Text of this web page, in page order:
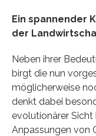
Ein spannender
der
Neben ihrer
birgt die nun
möglicherweise
denkt dabei
evolutionärer Sicht
Anpassungen von